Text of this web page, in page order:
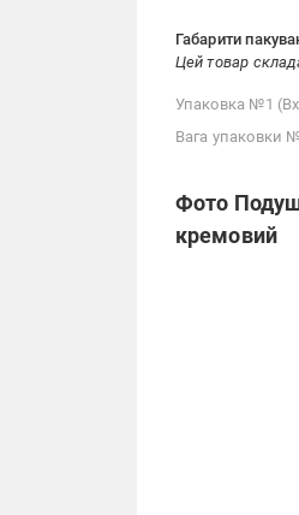
Габарити
Цей товар
Упаковка №1
Вага упаковки
Фото
кремовий